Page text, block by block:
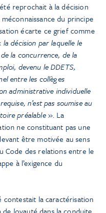
reprochait à la décision
du principe
écarte ce grief comme
la décision par laquelle le
la concurrence, de la
devenu le DDETS,
entre les collèges
administrative individuelle
n’est pas soumise au
préalable». La
ne constituant pas une
être motivée au sens
Code des relations entre le
à l’exigence du
contestait la caractérisation